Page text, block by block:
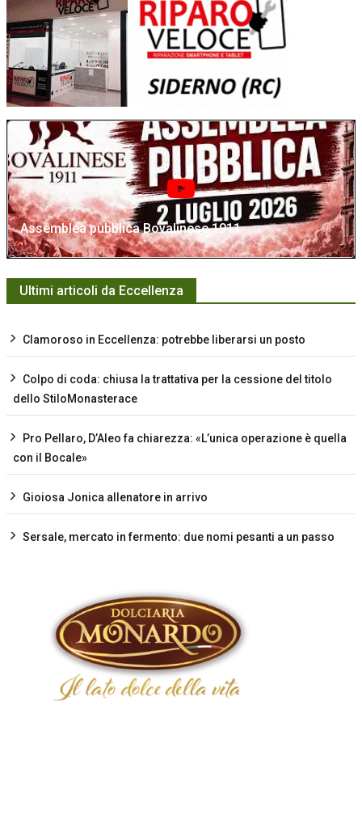
Assemblea pubblica Bovalinese 1911
Ultimi articoli da Eccellenza
Clamoroso in Eccellenza: potrebbe liberarsi un posto
Colpo di coda: chiusa la trattativa per la cessione del titolo
dello StiloMonasterace
Pro Pellaro, D’Aleo fa chiarezza: «L’unica operazione è quella
con il Bocale»
Gioiosa Jonica allenatore in arrivo
Sersale, mercato in fermento: due nomi pesanti a un passo